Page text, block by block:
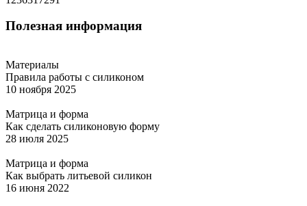
Полезная информация
Материалы
Правила работы с силиконом
10 ноября 2025
Матрица и форма
Как сделать силиконовую форму
28 июля 2025
Матрица и форма
Как выбрать литьевой силикон
16 июня 2022